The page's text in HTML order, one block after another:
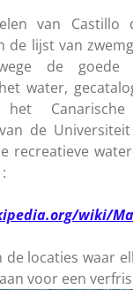
van Castillo
de lijst van
de goede
water,
de
recreatieve
wiki/
de locaties waar
voor een